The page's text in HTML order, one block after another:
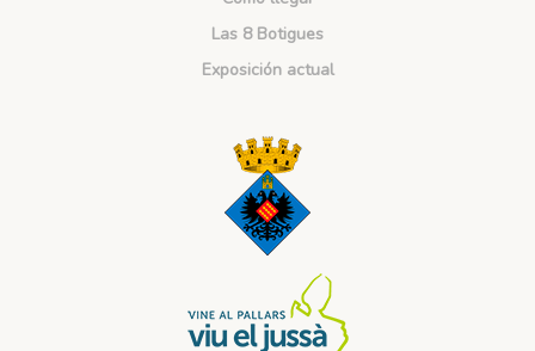
Las 8 Botigues
Exposición actual